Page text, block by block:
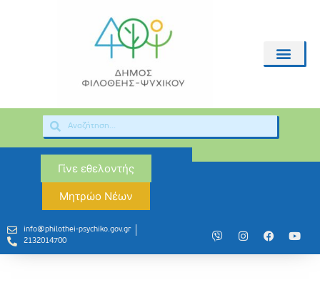
Γίνε εθελοντής
Μητρώο Νέων
info@philothei-psychiko.gov.gr
2132014700